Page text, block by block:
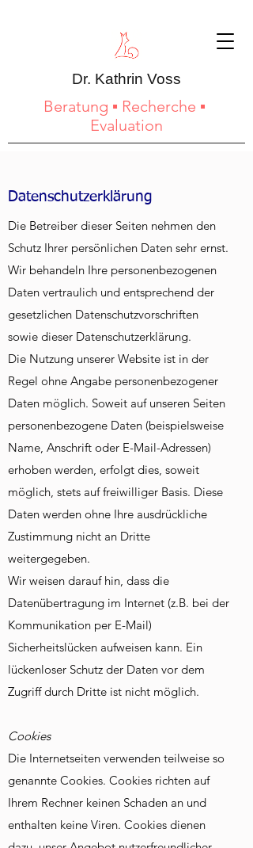
Dr. Kathrin Voss
Beratung ▪ Recherche ▪
Evaluation
Datenschutzerklärung
Die Betreiber dieser Seiten nehmen den
Schutz Ihrer persönlichen Daten sehr ernst.
Wir behandeln Ihre personenbezogenen
Daten vertraulich und entsprechend der
gesetzlichen Datenschutzvorschriften
sowie dieser Datenschutzerklärung.
Die Nutzung unserer Website ist in der
Regel ohne Angabe personenbezogener
Daten möglich. Soweit auf unseren Seiten
personenbezogene Daten (beispielsweise
Name, Anschrift oder E-Mail-Adressen)
erhoben werden, erfolgt dies, soweit
möglich, stets auf freiwilliger Basis. Diese
Daten werden ohne Ihre ausdrückliche
Zustimmung nicht an Dritte
weitergegeben.
Wir weisen darauf hin, dass die
Datenübertragung im Internet (z.B. bei der
Kommunikation per E-Mail)
Sicherheitslücken aufweisen kann. Ein
lückenloser Schutz der Daten vor dem
Zugriff durch Dritte ist nicht möglich.
Cookies
Die Internetseiten verwenden teilweise so
genannte Cookies. Cookies richten auf
Ihrem Rechner keinen Schaden an und
enthalten keine Viren. Cookies dienen